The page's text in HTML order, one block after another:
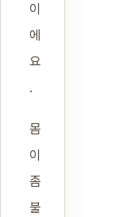
이
에
요
.
몸
이
좀
불